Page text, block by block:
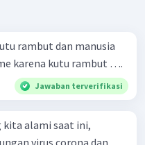
rambut dan manusia
karena kutu rambut ….
Jawaban terverifikasi
kita alami saat ini,
virus corona dan